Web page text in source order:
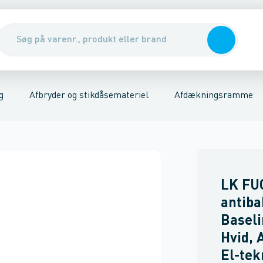
Kabler, rør & jording/udligningTavler, kabelskabe & DIN-
Afbryder og stikdåsemateriel Afdækningsramme
Udendørs stikkontakterStikkontakter Trykknap
LK
Hvid,
El-